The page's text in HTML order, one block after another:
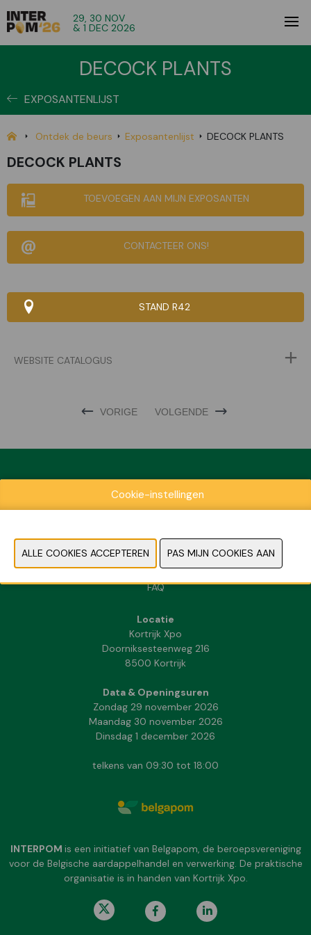
29, 30 NOV
& 1 DEC 2026
DECOCK PLANTS
EXPOSANTENLIJST
Ontdek de beurs Exposantenlijst DECOCK PLANTS
DECOCK PLANTS
TOEVOEGEN AAN MIJN EXPOSANTEN
CONTACTEER ONS!
STAND R42
WEBSITE CATALOGUS
VORIGE VOLGENDE
Exposantenlijst
Contact
Pers- en beeldmateriaal
FAQ
Locatie
Kortrijk Xpo
Doorniksesteenweg 216
8500 Kortrijk
Data & Openingsuren
Zondag 29 november 2026
Maandag 30 november 2026
Dinsdag 1 december 2026
telkens van 09:30 tot 18:00
INTERPOM is een initiatief van Belgapom, de beroepsvereniging
voor de Belgische aardappelhandel en verwerking. De praktische
organisatie is in handen van Kortrijk Xpo.
Cookie-instellingen